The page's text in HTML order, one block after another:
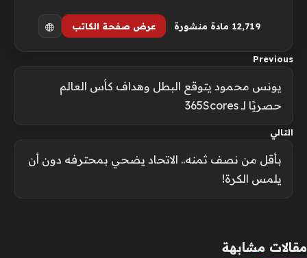
12٬719 مادة منشورة عرض صفحة الكاتب
Previous
يونس محمود يتوقع البطل وهداف كأس العالم
حصريًا لـ 365Scores
التالي
بأقل من نصف ثمنه.. الاتحاد يضحي بمحترفه دون أن
يلمس الكرة!
مقالات مشابهة